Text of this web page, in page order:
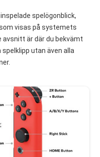
spelögonblick,
visas på systemets
avsnitt är där du bekvämt
utan även alla